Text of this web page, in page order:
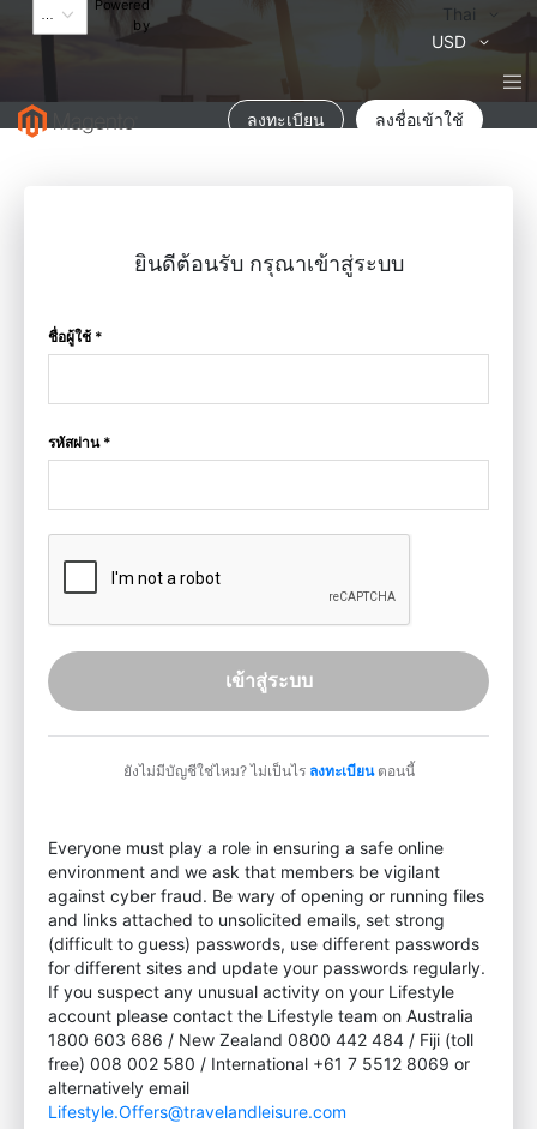
Powered
by
Language
Thai
USD
ลงทะเบียน ลงชื่อเข้าใช้
ยินดีต้อนรับ กรุณาเข้าสู่ระบบ
ชื่อผู้ใช้ *
รหัสผ่าน *
เข้าสู่ระบบ
ยังไม่มีบัญชีใช่ไหม? ไม่เป็นไร ลงทะเบียนตอนนี้
Everyone must play a role in ensuring a safe online
environment and we ask that members be vigilant
against cyber fraud. Be wary of opening or running files
and links attached to unsolicited emails, set strong
(difficult to guess) passwords, use different passwords
for different sites and update your passwords regularly.
If you suspect any unusual activity on your Lifestyle
account please contact the Lifestyle team on Australia
1800 603 686 / New Zealand 0800 442 484 / Fiji (toll
free) 008 002 580 / International +61 7 5512 8069 or
alternatively email
Lifestyle.Offers@travelandleisure.com